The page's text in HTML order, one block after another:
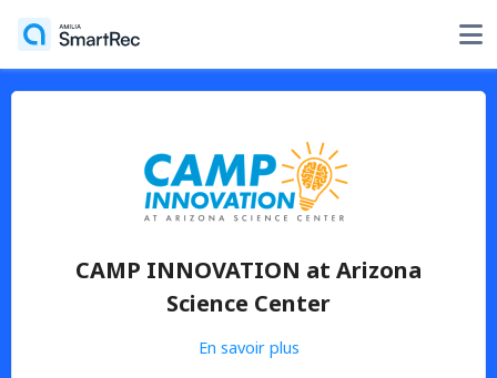
CAMP INNOVATION at Arizona
Science Center
En savoir plus